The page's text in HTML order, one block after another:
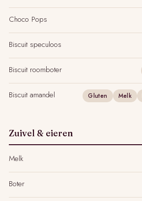
Choco Pops
Biscuit speculoos
Biscuit roomboter
Biscuit amandel Gluten Melk
Zuivel & eieren
Melk
Boter